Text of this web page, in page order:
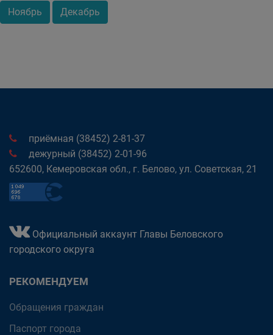
Ноябрь Декабрь
приёмная (38452) 2-81-37
дежурный (38452) 2-01-96
652600, Кемеровская обл., г. Белово, ул. Советская, 21
Официальный аккаунт Главы Беловского
городского округа
РЕКОМЕНДУЕМ
Обращения граждан
Паспорт города